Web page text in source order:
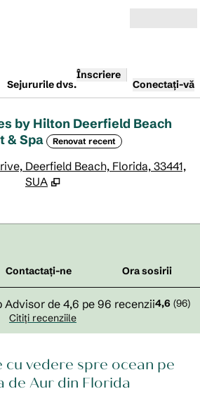
Sejururile dvs.
Înscriere
Conectați-vă
by Hilton Deerfield Beach
& Spa
Renovat recent
Deerfield Beach, Florida, 33441,
SUA
Contactaţi-ne
Ora sosirii
4,6 (96)
Citiți recenziile
vedere spre ocean pe
de Aur din Florida